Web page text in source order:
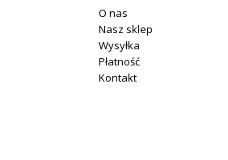
O nas
Nasz sklep
Wysyłka
Płatność
Kontakt